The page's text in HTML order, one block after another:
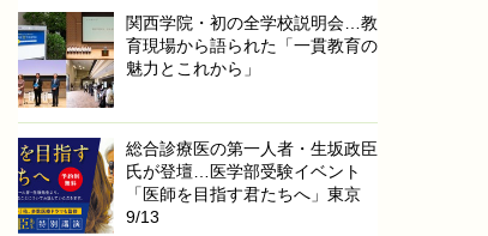
関西学院・初の全学校説明会…教
育現場から語られた「一貫教育の
魅力とこれから」
総合診療医の第一人者・生坂政臣
氏が登壇…医学部受験イベント
「医師を目指す君たちへ」東京
9/13